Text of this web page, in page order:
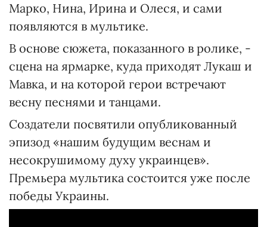
Марко, Нина, Ирина и Олеся, и сами
появляются в мультике.
В основе сюжета, показанного в ролике, -
сцена на ярмарке, куда приходят Лукаш и
Мавка, и на которой герои встречают
весну песнями и танцами.
Создатели посвятили опубликованный
эпизод «нашим будущим веснам и
несокрушимому духу украинцев».
Премьера мультика состоится уже после
победы Украины.